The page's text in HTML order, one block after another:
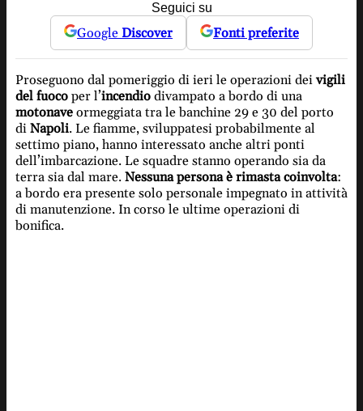
Seguici su
Google Discover Fonti preferite
Proseguono dal pomeriggio di ieri le operazioni deivigili
del fuocoper l’incendiodivampato a bordo di una
motonaveormeggiata tra le banchine 29 e 30 del porto
di Napoli. Le fiamme, sviluppatesi probabilmente al
settimo piano, hanno interessato anche altri ponti
dell’imbarcazione. Le squadre stanno operando sia da
terra sia dal mare. Nessuna persona è rimasta coinvolta:
a bordo era presente solo personale impegnato in attività
di manutenzione. In corso le ultime operazioni di
bonifica.